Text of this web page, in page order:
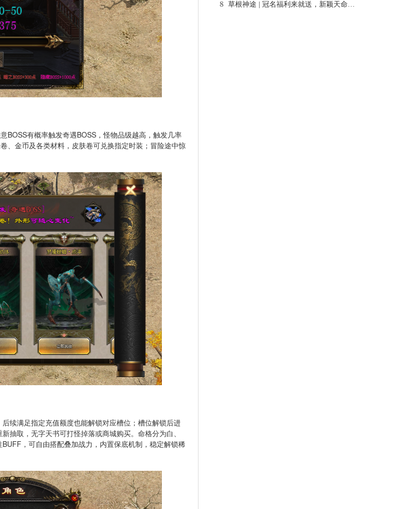
BOSS有概率触发奇遇BOSS，怪物品级越高，触发几率
、金币及各类材料，皮肤卷可兑换指定时装；冒险途中惊
续满足指定充值额度也能解锁对应槽位；槽位解锁后进
抽取，无字天书可打怪掉落或商城购买。命格分为白、
，可自由搭配叠加战力，内置保底机制，稳定解锁稀
草根神途 | 冠名福利来就送，新颖天命系统，爆率全开